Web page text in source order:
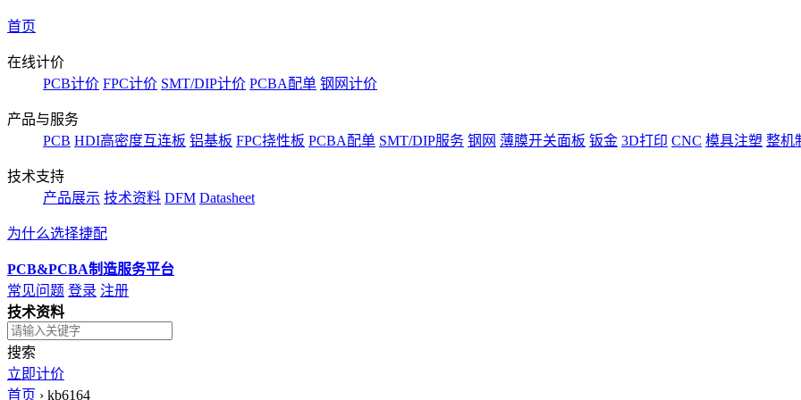
首页
在线计价
PCB计价 FPC计价 SMT/DIP计价 PCBA配单 钢网计价
产品与服务
PCB HDI高密度互连板 铝基板 FPC挠性板 PCBA配单 SMT/DIP服务 钢网 薄膜开关面板 钣金 3D打印 CNC 模具注塑 整机
技术支持
产品展示 技术资料 DFM Datasheet
为什么选择捷配
PCB&PCBA制造服务平台
常见问题 登录 注册
技术资料
搜索
立即计价
首页 › kb6164